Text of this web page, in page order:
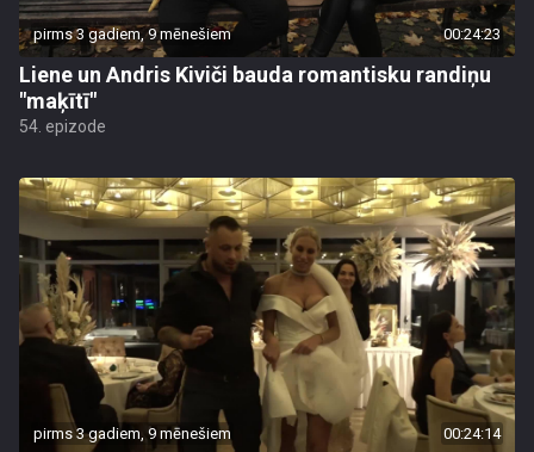
pirms 3 gadiem, 9 mēnešiem 00:24:23
Liene un Andris Kiviči bauda romantisku randiņu
"maķītī"
54. epizode
pirms 3 gadiem, 9 mēnešiem 00:24:14